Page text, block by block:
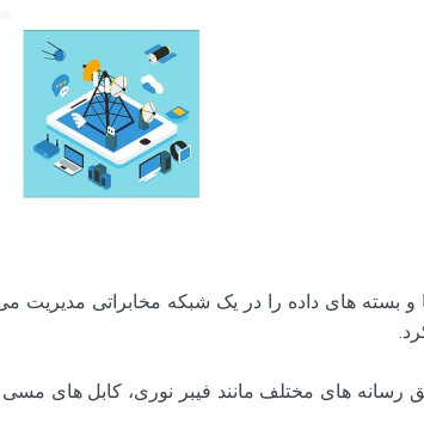
بسته های داده را در یک شبکه مخابراتی
رسانه های مختلف مانند فیبر نوری، کابل های